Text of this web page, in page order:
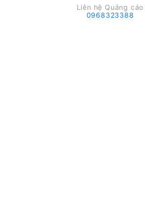
Liên hệ Quảng cáo
0968323388